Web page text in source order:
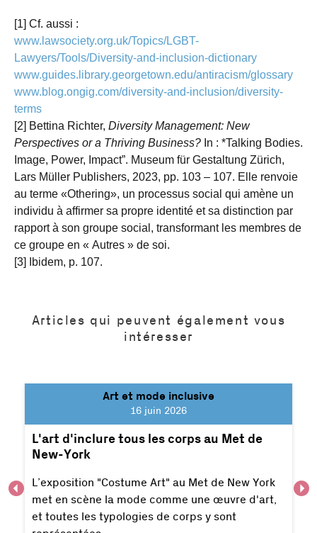
[1] Cf. aussi :
www.lawsociety.org.uk/Topics/LGBT-
Lawyers/Tools/Diversity-and-inclusion-dictionary
www.guides.library.georgetown.edu/antiracism/glossary
www.blog.ongig.com/diversity-and-inclusion/diversity-
terms
[2] Bettina Richter, Diversity Management: New
Perspectives or a Thriving Business? In : *Talking Bodies.
Image, Power, Impact”. Museum für Gestaltung Zürich,
Lars Müller Publishers, 2023, pp. 103 – 107. Elle renvoie
au terme «Othering», un processus social qui amène un
individu à affirmer sa propre identité et sa distinction par
rapport à son groupe social, transformant les membres de
ce groupe en « Autres » de soi.
[3] Ibidem, p. 107.
Articles qui peuvent également vous
intéresser
Art et mode inclusive
16 juin 2026
L'art d'inclure tous les corps au Met de
New-York
L’exposition "Costume Art" au Met de New York
met en scène la mode comme une œuvre d'art,
et toutes les typologies de corps y sont